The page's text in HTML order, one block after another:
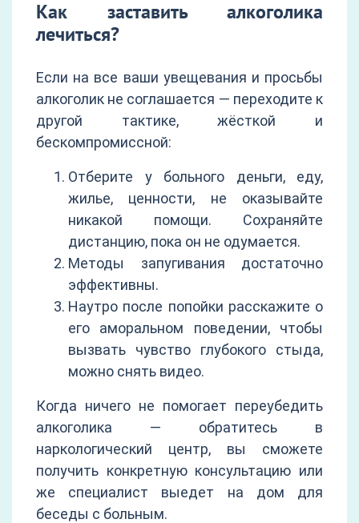
Как заставить алкоголика
лечиться?
Если на все ваши увещевания и просьбы
алкоголик не соглашается — переходите к
другой тактике, жёсткой и
бескомпромиссной:
Отберите у больного деньги, еду,
жилье, ценности, не оказывайте
никакой помощи. Сохраняйте
дистанцию, пока он не одумается.
Методы запугивания достаточно
эффективны.
Наутро после попойки расскажите о
его аморальном поведении, чтобы
вызвать чувство глубокого стыда,
можно снять видео.
Когда ничего не помогает переубедить
алкоголика — обратитесь в
наркологический центр, вы сможете
получить конкретную консультацию или
же специалист выедет на дом для
беседы с больным.